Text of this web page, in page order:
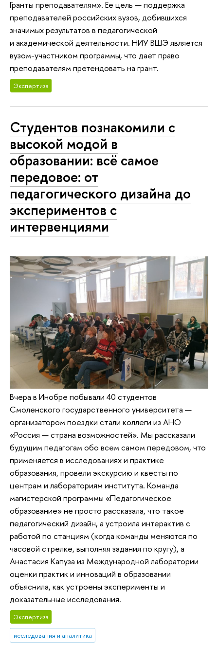
Гранты преподавателям». Ее цель — поддержка
преподавателей российских вузов, добившихся
значимых результатов в педагогической
и академической деятельности. НИУ ВШЭ является
вузом-участником программы, что дает право
преподавателям претендовать на грант.
Экспертиза
Студентов познакомили с
высокой модой в
образовании: всё самое
передовое: от
педагогического дизайна до
экспериментов с
интервенциями
Вчера в Инобре побывали 40 студентов
Смоленского государственного университета —
организатором поездки стали коллеги из АНО
«Россия — страна возможностей». Мы рассказали
будущим педагогам обо всем самом передовом, что
применяется в исследованиях и практике
образования, провели экскурсию и квесты по
центрам и лабораториям института. Команда
магистерской программы «Педагогическое
образование» не просто рассказала, что такое
педагогический дизайн, а устроила интерактив с
работой по станциям (когда команды меняются по
часовой стрелке, выполняя задания по кругу), а
Анастасия Капуза из Международной лаборатории
оценки практик и инноваций в образовании
объяснила, как устроены эксперименты и
доказательные исследования.
Экспертиза
исследования и аналитика